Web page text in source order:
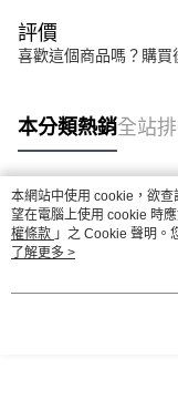
評價
喜歡這個商品嗎？購買
本分類熱銷全站
熱門標籤
本網站中使用 cookie，欲
望在電腦上使用 cookie 時
權條款 」之 Cookie 聲明。
用條款之 Cookie 聲明使用
了解更多 >